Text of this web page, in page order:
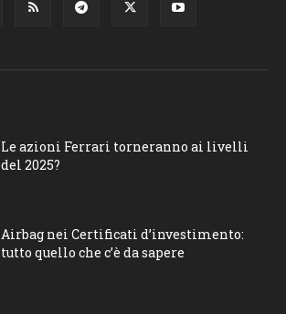
Le azioni Ferrari torneranno ai livelli
del 2025?
Airbag nei Certificati d’investimento:
tutto quello che c’è da sapere